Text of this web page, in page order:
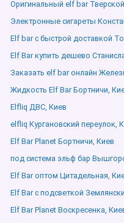
Оригинальный elf bar
Электронные сигареты
Elf bar с быстрой доставкой
Elf Bar купить дешево
Заказать elf bar онлайн
Жидкость Elf Bar Бортничи,
Elfliq ДВС, Киев
elfliq Кургановский переулок,
Elf Bar Planet Бортничи, Киев
под система эльф бар
Elf Bar оптом Цитадельная,
Elf Bar с подсветкой
Elf Bar Planet Воскресенка,